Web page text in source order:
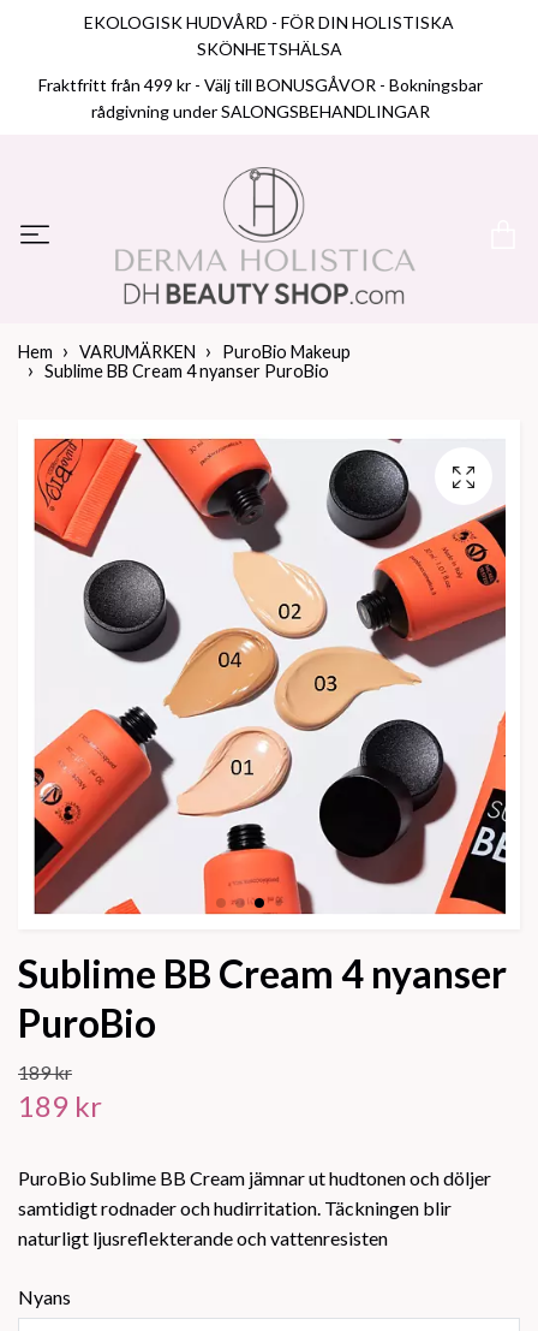
EKOLOGISK HUDVÅRD - FÖR DIN HOLISTISKA
SKÖNHETSHÄLSA
Fraktfritt från 499 kr - Välj till BONUSGÅVOR - Bokningsbar
rådgivning under SALONGSBEHANDLINGAR
Hem VARUMÄRKEN
PuroBio Makeup
Sublime BB Cream 4 nyanser PuroBio
Sublime BB Cream 4 nyanser
PuroBio
189 kr
189 kr
PuroBio Sublime BB Cream jämnar ut hudtonen och döljer
samtidigt rodnader och hudirritation. Täckningen blir
naturligt ljusreflekterande och vattenresisten
Nyans